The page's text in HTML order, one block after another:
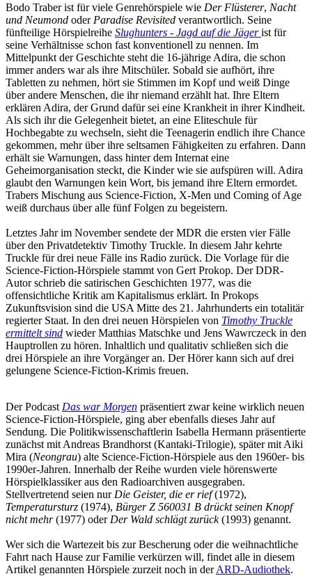
Bodo Traber ist für viele Genrehörspiele wie Der Flüsterer, Nacht
und Neumond oder Paradise Revisited verantwortlich. Seine
fünfteilige Hörspielreihe Slughunters - Jagd auf die Jäger ist für
seine Verhältnisse schon fast konventionell zu nennen. Im
Mittelpunkt der Geschichte steht die 16-jährige Adira, die schon
immer anders war als ihre Mitschüler. Sobald sie aufhört, ihre
Tabletten zu nehmen, hört sie Stimmen im Kopf und weiß Dinge
über andere Menschen, die ihr niemand erzählt hat. Ihre Eltern
erklären Adira, der Grund dafür sei eine Krankheit in ihrer Kindheit.
Als sich ihr die Gelegenheit bietet, an eine Eliteschule für
Hochbegabte zu wechseln, sieht die Teenagerin endlich ihre Chance
gekommen, mehr über ihre seltsamen Fähigkeiten zu erfahren. Dann
erhält sie Warnungen, dass hinter dem Internat eine
Geheimorganisation steckt, die Kinder wie sie aufspüren will. Adira
glaubt den Warnungen kein Wort, bis jemand ihre Eltern ermordet.
Trabers Mischung aus Science-Fiction, X-Men und Coming of Age
weiß durchaus über alle fünf Folgen zu begeistern.
Letztes Jahr im November sendete der MDR die ersten vier Fälle
über den Privatdetektiv Timothy Truckle. In diesem Jahr kehrte
Truckle für drei neue Fälle ins Radio zurück. Die Vorlage für die
Science-Fiction-Hörspiele stammt von Gert Prokop. Der DDR-
Autor schrieb die satirischen Geschichten 1977, was die
offensichtliche Kritik am Kapitalismus erklärt. In Prokops
Zukunftsvision sind die USA Mitte des 21. Jahrhunderts ein totalitär
regierter Staat. In den drei neuen Hörspielen von Timothy Truckle
ermittelt sind wieder Matthias Matschke und Jens Wawrczeck in den
Hauptrollen zu hören. Inhaltlich und qualitativ schließen sich die
drei Hörspiele an ihre Vorgänger an. Der Hörer kann sich auf drei
gelungene Science-Fiction-Krimis freuen.
Der Podcast Das war Morgen präsentiert zwar keine wirklich neuen
Science-Fiction-Hörspiele, ging aber ebenfalls dieses Jahr auf
Sendung. Die Politikwissenschaftlerin Isabella Hermann präsentierte
zunächst mit Andreas Brandhorst (Kantaki-Trilogie), später mit Aiki
Mira (Neongrau) alte Science-Fiction-Hörspiele aus den 1960er- bis
1990er-Jahren. Innerhalb der Reihe wurden viele hörenswerte
Hörspielklassiker aus den Radioarchiven ausgegraben.
Stellvertretend seien nur Die Geister, die er rief(1972),
Temperatursturz (1974), Bürger Z 560031 B drückt seinen Knopf
nicht mehr(1977) oder Der Wald schlägt zurück(1993) genannt.
Wer sich die Wartezeit bis zur Bescherung oder die weihnachtliche
Fahrt nach Hause zur Familie verkürzen will, findet alle in diesem
Artikel genannten Hörspiele zurzeit noch in derARD-Audiothek.